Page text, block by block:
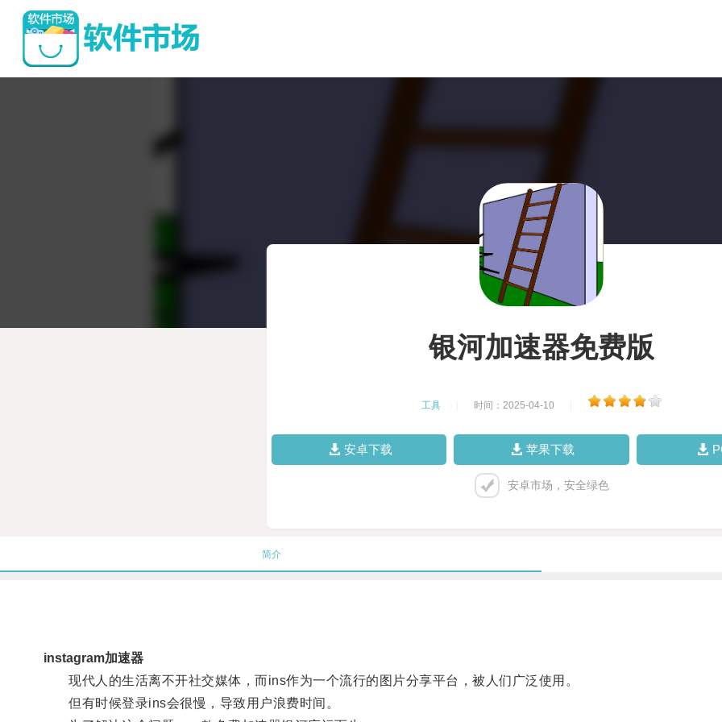
银河加速器免费版
工具 时间：2025-04-10
安卓下载 苹果下载
安卓市场，安全绿色
简介
instagram加速器
现代人的生活离不开社交媒体，而ins作为一个流行的图片分享平台，被人们广泛使用。
但有时候登录ins会很慢，导致用户浪费时间。